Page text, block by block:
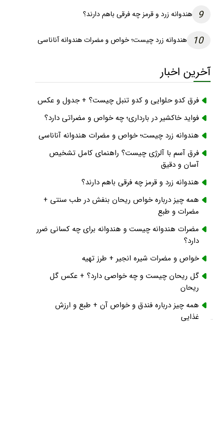
9 هندوانه زرد و قرمز چه فرقی باهم دارند؟
10 هندوانه زرد چیست؛ خواص و مضرات هندوانه آناناسی
آخرین اخبار
فرق کدو حلوایی و کدو تنبل چیست؟ + جدول و عکس
فواید خاکشیر در بارداری؛ چه خواص و مضراتی دارد؟
هندوانه زرد چیست؛ خواص و مضرات هندوانه آناناسی
فرق آسم با آلرژی چیست؟ راهنمای کامل تشخیص
آسان و دقیق
هندوانه زرد و قرمز چه فرقی باهم دارند؟
همه چیز درباره خواص ریحان بنفش در طب سنتی +
مضرات و طبع
مضرات هندوانه چیست و هندوانه برای چه کسانی ضرر
دارد؟
خواص و مضرات شیره انجیر + طرز تهیه
گل ریحان چیست و چه خواصی دارد؟ + عکس گل
ریحان
همه چیز درباره فندق و خواص آن + طبع و ارزش
غذایی